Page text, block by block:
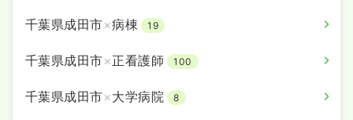
千葉県成田市×病棟 19
千葉県成田市×正看護師 100
千葉県成田市×大学病院 8